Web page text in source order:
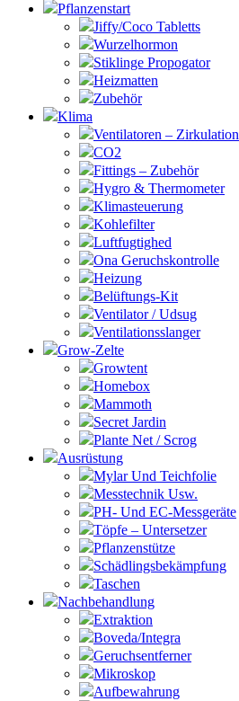
Pflanzenstart
Jiffy/Coco Tabletts
Wurzelhormon
Stiklinge Propogator
Heizmatten
Zubehör
Klima
Ventilatoren – Zirkulation
CO2
Fittings – Zubehör
Hygro & Thermometer
Klimasteuerung
Kohlefilter
Luftfugtighed
Ona Geruchskontrolle
Heizung
Belüftungs-Kit
Ventilator / Udsug
Ventilationsslanger
Grow-Zelte
Growtent
Homebox
Mammoth
Secret Jardin
Plante Net / Scrog
Ausrüstung
Mylar Und Teichfolie
Messtechnik Usw.
PH- Und EC-Messgeräte
Töpfe – Untersetzer
Pflanzenstütze
Schädlingsbekämpfung
Taschen
Nachbehandlung
Extraktion
Boveda/Integra
Geruchsentferner
Mikroskop
Aufbewahrung